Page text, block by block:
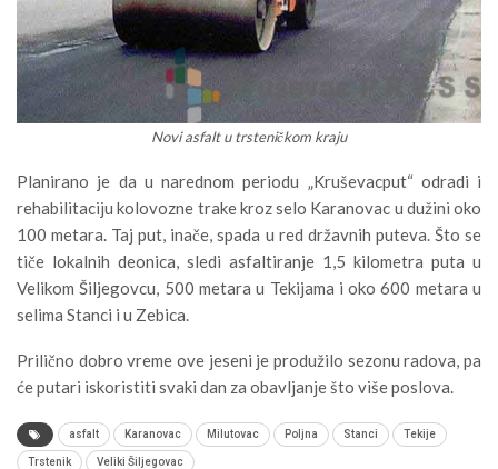
Novi asfalt u trsteničkom kraju
Planirano je da u narednom periodu „Kruševacput“ odradi i
rehabilitaciju kolovozne trake kroz selo Karanovac u dužini oko
100 metara. Taj put, inače, spada u red državnih puteva. Što se
tiče lokalnih deonica, sledi asfaltiranje 1,5 kilometra puta u
Velikom Šiljegovcu, 500 metara u Tekijama i oko 600 metara u
selima Stanci i u Zebica.
Prilično dobro vreme ove jeseni je produžilo sezonu radova, pa
će putari iskoristiti svaki dan za obavljanje što više poslova.
asfalt Karanovac Milutovac Poljna Stanci Tekije
Trstenik Veliki Šiljegovac